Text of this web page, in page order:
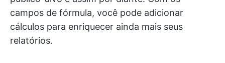
campos de fórmula, você pode adicionar
cálculos para enriquecer ainda mais seus
relatórios.